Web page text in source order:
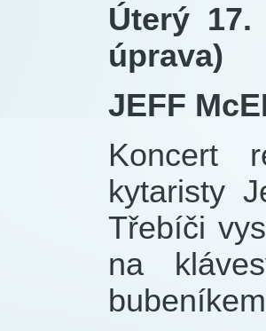
Úterý
úprava)
JEFF
Koncert
kytaristy
Třebíči
na